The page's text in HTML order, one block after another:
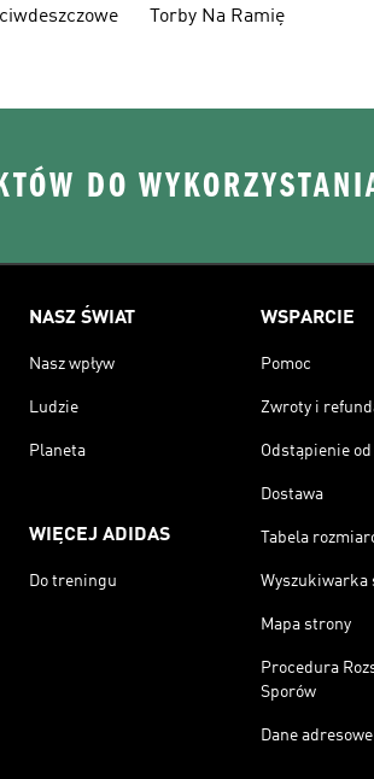
Torby Na Ramię
DO
NASZ ŚWIAT
Nasz wpływ
Ludzie
Planeta
WIĘCEJ ADIDAS
Do treningu
WSPARCIE
Pomoc
Zwroty i
Odstąpienie
Dostawa
Tabela
Wyszukiwarka
Mapa strony
Procedura
Sporów
Dane